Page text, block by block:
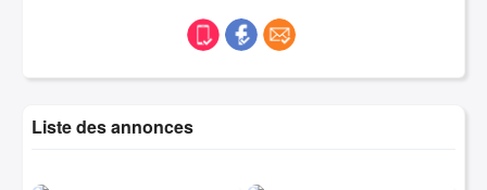
Liste des annonces